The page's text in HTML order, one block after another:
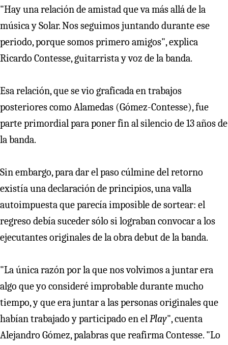
"Hay una relación de amistad que va más allá de la
música y Solar. Nos seguimos juntando durante ese
periodo, porque somos primero amigos", explica
Ricardo Contesse, guitarrista y voz de la banda.
Esa relación, que se vio graficada en trabajos
posteriores como Alamedas (Gómez-Contesse), fue
parte primordial para poner fin al silencio de 13 años de
la banda.
Sin embargo, para dar el paso cúlmine del retorno
existía una declaración de principios, una valla
autoimpuesta que parecía imposible de sortear: el
regreso debía suceder sólo si lograban convocar a los
ejecutantes originales de la obra debut de la banda.
"La única razón por la que nos volvimos a juntar era
algo que yo consideré improbable durante mucho
tiempo, y que era juntar a las personas originales que
habían trabajado y participado en elPlay", cuenta
Alejandro Gómez, palabras que reafirma Contesse. "Lo